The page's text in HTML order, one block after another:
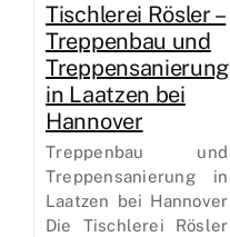
Tischlerei Rösler –
Treppenbau und
Treppensanierung
in Laatzen bei
Hannover
Treppenbau und
Treppensanierung in
Laatzen bei Hannover
Die Tischlerei Rösler